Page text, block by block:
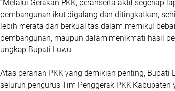
“Melalui Gerakan PKK, peranserta aktif segenap
pembangunan ikut digalang dan ditingkatkan,
lebih merata dan berkualitas dalam memikul
pembangunan, maupun dalam menikmati hasil
ungkap Bupati Luwu.
Atas peranan PKK yang demikian penting, Bupati
seluruh pengurus Tim Penggerak PKK